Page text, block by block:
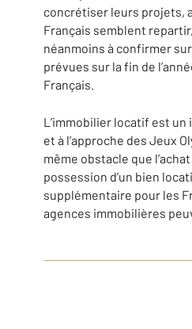
concrétiser leurs projets,
Français semblent
néanmoins à confirmer
prévues sur la fin de
Français.
L’immobilier locatif est
et à l’approche des Jeux
même obstacle que
possession d’un bien
supplémentaire pour les
agences immobilières